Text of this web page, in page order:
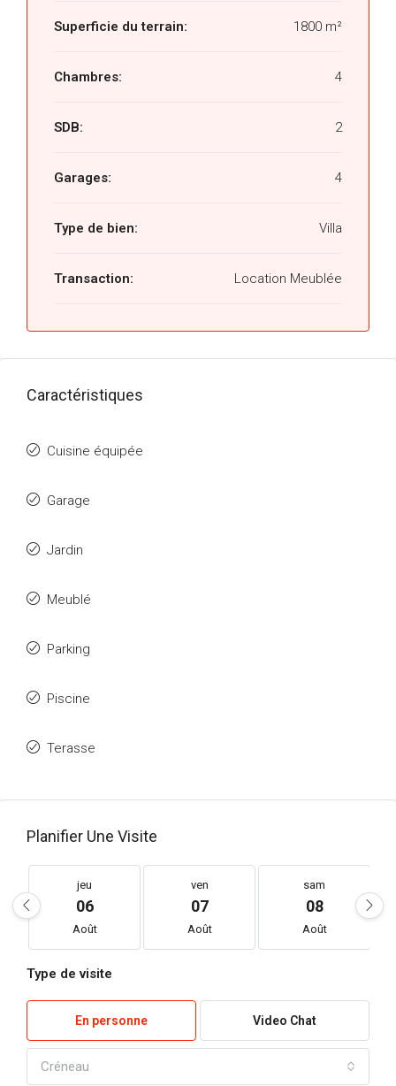
Superficie du terrain: 1800 m²
Chambres: 4
SDB: 2
Garages: 4
Type de bien: Villa
Transaction: Location Meublée
Caractéristiques
Cuisine équipée
Garage
Jardin
Meublé
Parking
Piscine
Terasse
Planifier Une Visite
jeu
06
Août
ven
07
Août
sam
08
Août
Type de visite
En personne Video Chat
Créneau